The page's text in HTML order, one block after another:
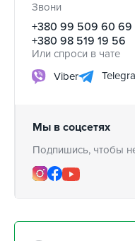
Звони
+380 99 509 60 69
+380 98 519 19 56
Или спроси в чате
Viber
Мы в соцсетях
Подпишись, чтобы